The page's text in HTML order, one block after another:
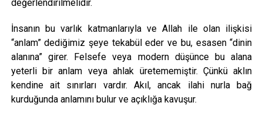
değerlendirilmelidir.
İnsanın bu varlık katmanlarıyla ve Allah ile olan ilişkisi
“anlam” dediğimiz şeye tekabül eder ve bu, esasen “dinin
alanına” girer. Felsefe veya modern düşünce bu alana
yeterli bir anlam veya ahlak üretememiştir. Çünkü aklın
kendine ait sınırları vardır. Akıl, ancak ilahi nurla bağ
kurduğunda anlamını bulur ve açıklığa kavuşur.